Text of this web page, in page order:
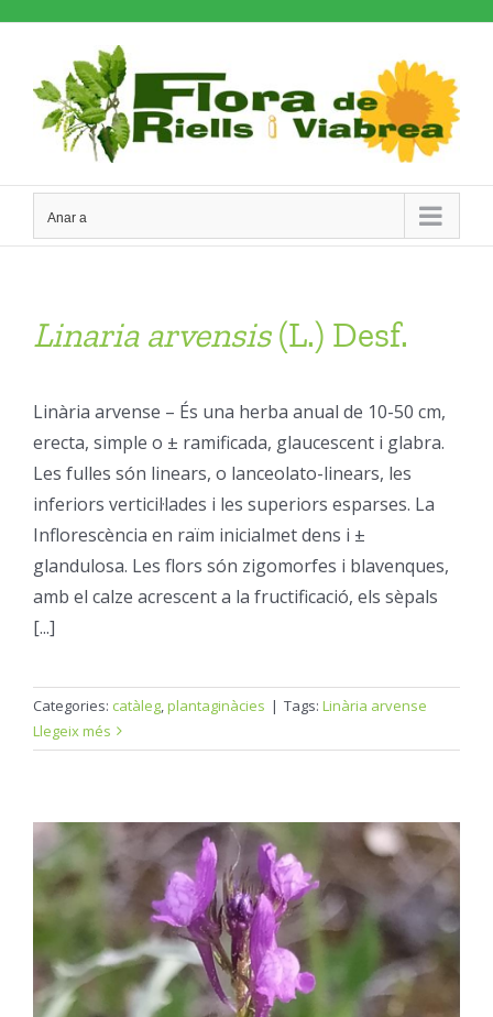
content
Anar a
Linaria arvensis(L.) Desf.
Linària arvense – És una herba anual de 10-50 cm,
erecta, simple o ± ramificada, glaucescent i glabra.
Les fulles són linears, o lanceolato-linears, les
inferiors verticil·lades i les superiors esparses. La
Inflorescència en raïm inicialmet dens i ±
glandulosa. Les flors són zigomorfes i blavenques,
amb el calze acrescent a la fructificació, els sèpals
[...]
Categories: catàleg,plantaginàcies | Tags: Linària arvense
Llegeix més